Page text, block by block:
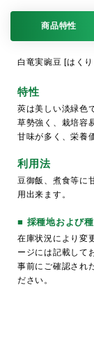
商品特性
白竜実豌豆 [はく
特性
莢は美しい淡緑色
草勢強く、栽培容
甘味が多く、栄養
利用法
豆御飯、煮食等に
用出来ます。
■ 採種地および
在庫状況により変
ージには記載して
事前にご確認され
ださい。